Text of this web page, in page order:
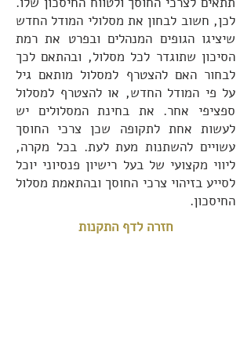
לכן, חשוב לבחון את מסלולי המודל החדש
שיציגו הגופים המנהלים ובפרט את רמת
הסיכון שתוגדר לכל מסלול, ובהתאם לכך
לבחור האם להצטרף למסלול מותאם גיל
על פי המודל החדש, או להצטרף למסלול
ספציפי אחר. את בחינת המסלולים יש
לעשות אחת לתקופה שכן צרכי החוסך
עשויים להשתנות מעת לעת. בכל מקרה,
ליווי מקצועי של בעל רישיון פנסיוני יוכל
לסייע בזיהוי צרכי החוסך ובהתאמת מסלול
החיסכון.
חזרה לדף התקנות